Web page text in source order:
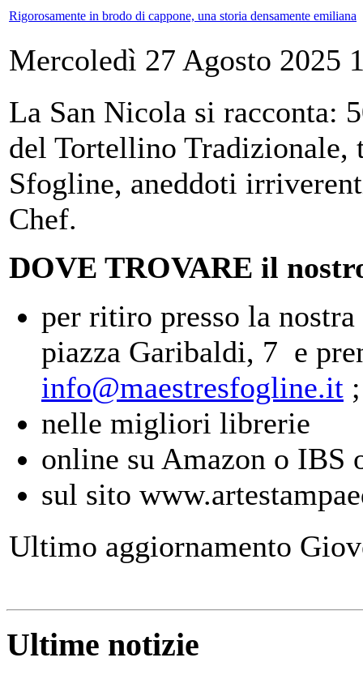
Rigorosamente in brodo di cappone, una storia densamente emiliana
Mercoledì 27 Agosto 2025
La San Nicola si racconta:
del Tortellino Tradizionale,
Sfogline, aneddoti
Chef.
DOVE TROVARE il
per ritiro presso la
piazza Garibaldi, 7 e
info@maestresfogline.it
nelle migliori librerie
online su Amazon o IBS
sul sito
Ultimo aggiornamento
Ultime notizie